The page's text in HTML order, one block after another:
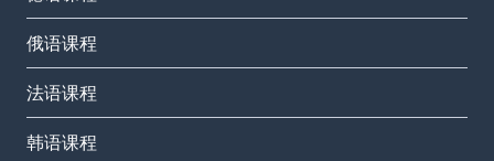
俄语课程
法语课程
韩语课程